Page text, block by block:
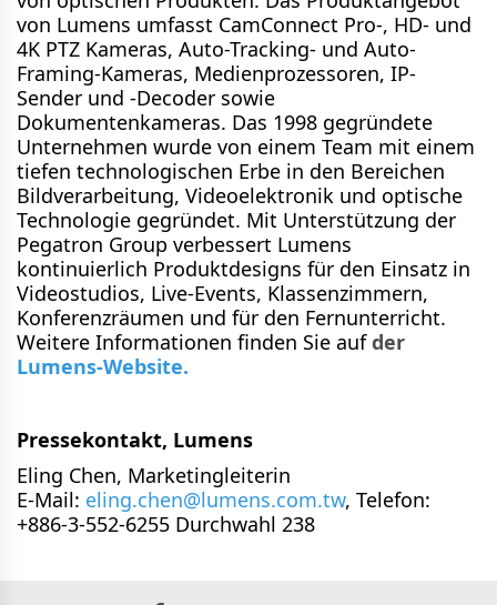
von Lumens umfasst CamConnect Pro-, HD- und
4K PTZ Kameras, Auto-Tracking- und Auto-
Framing-Kameras, Medienprozessoren, IP-
Sender und -Decoder sowie
Dokumentenkameras. Das 1998 gegründete
Unternehmen wurde von einem Team mit einem
tiefen technologischen Erbe in den Bereichen
Bildverarbeitung, Videoelektronik und optische
Technologie gegründet. Mit Unterstützung der
Pegatron Group verbessert Lumens
kontinuierlich Produktdesigns für den Einsatz in
Videostudios, Live-Events, Klassenzimmern,
Konferenzräumen und für den Fernunterricht.
Weitere Informationen finden Sie auf der
Lumens-Website.
Pressekontakt, Lumens
Eling Chen, Marketingleiterin
E-Mail: eling.chen@lumens.com.tw, Telefon:
+886-3-552-6255 Durchwahl 238